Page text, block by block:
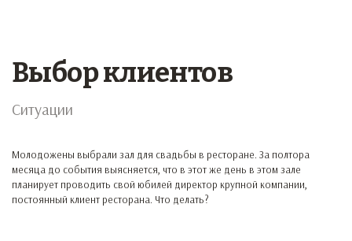
Выбор клиентов
Ситуации
Молодожены выбрали зал для свадьбы в ресторане. За полтора
месяца до события выясняется, что в этот же день в этом зале
планирует проводить свой юбилей директор крупной компании,
постоянный клиент ресторана. Что делать?